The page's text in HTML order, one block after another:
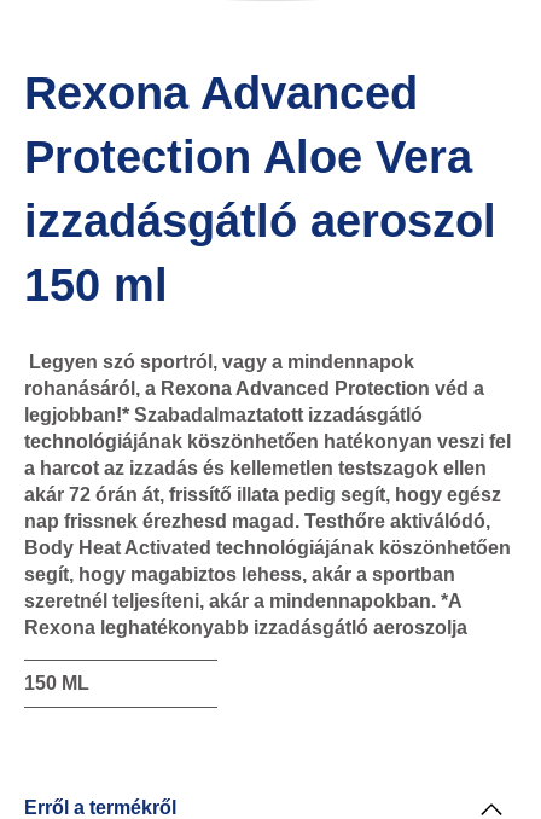
Rexona Advanced
Protection Aloe Vera
izzadásgátló aeroszol
150 ml
Legyen szó sportról, vagy a mindennapok
rohanásáról, a Rexona Advanced Protection véd a
legjobban!* Szabadalmaztatott izzadásgátló
technológiájának köszönhetően hatékonyan veszi fel
a harcot az izzadás és kellemetlen testszagok ellen
akár 72 órán át, frissítő illata pedig segít, hogy egész
nap frissnek érezhesd magad. Testhőre aktiválódó,
Body Heat Activated technológiájának köszönhetően
segít, hogy magabiztos lehess, akár a sportban
szeretnél teljesíteni, akár a mindennapokban. *A
Rexona leghatékonyabb izzadásgátló aeroszolja
150 ML
Erről a termékről